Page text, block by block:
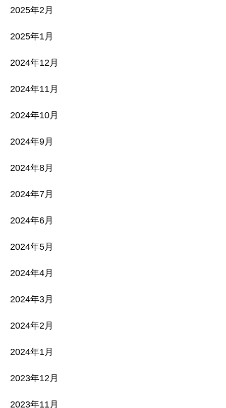
2025年2月
2025年1月
2024年12月
2024年11月
2024年10月
2024年9月
2024年8月
2024年7月
2024年6月
2024年5月
2024年4月
2024年3月
2024年2月
2024年1月
2023年12月
2023年11月